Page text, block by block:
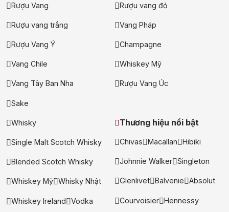
Courvoisier
+ Ưu đãi giữa năm: Ngập tràn quà
Rượu Vang Rượu vang đỏ
Rượu vang trắng Vang Pháp
Rượu Vang Ý Champagne
Vang Chile Whiskey Mỹ
Vang Tây Ban Nha Rượu Vang Úc
Sake
Whisky
Single Malt Scotch Whisky
Blended Scotch Whisky
Whiskey Mỹ Whisky Nhật
Whiskey Ireland Vodka
Thương hiệu nổi bật
Chivas Macallan Hibiki
Johnnie Walker Singleton
Glenlivet Balvenie Absolut
Courvoisier Hennessy